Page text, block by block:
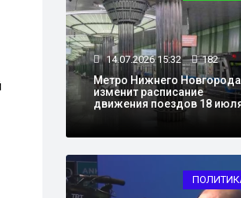
14.07.2026 15:32 182
Метро Нижнего Новгорода
изменит расписание
движения поездов 18